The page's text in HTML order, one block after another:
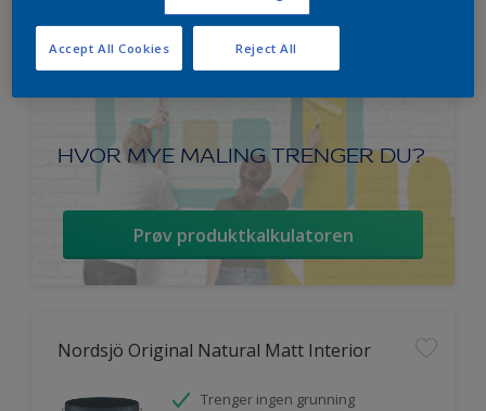
HVOR MYE MALING TRENGER DU?
Prøv produktkalkulatoren
Nordsjö Original Natural Matt Interior
Trenger ingen grunning
Reject All
Accept All Cookies